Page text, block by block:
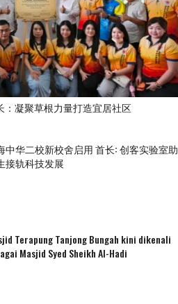
凝聚草根力量打造宜居社区
中华二校新校舍启用 首长: 创客实验室助
接轨科技发展
Terapung Tanjong Bungah kini dikenali
Masjid Syed Sheikh Al-Hadi